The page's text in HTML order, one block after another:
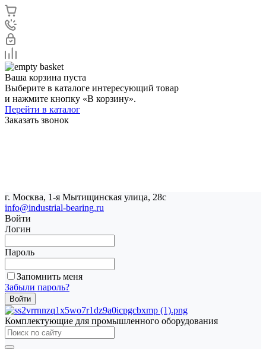
Ваша корзина пуста
Выберите в каталоге интересующий товар
и нажмите кнопку «В корзину».
Перейти в каталог
Заказать звонок
г. Москва, 1-я Мытищинская улица, 28с
info@industrial-bearing.ru
Войти
Логин
Пароль
Запомнить меня
Забыли пароль?
Комплектующие для промышленного оборудования